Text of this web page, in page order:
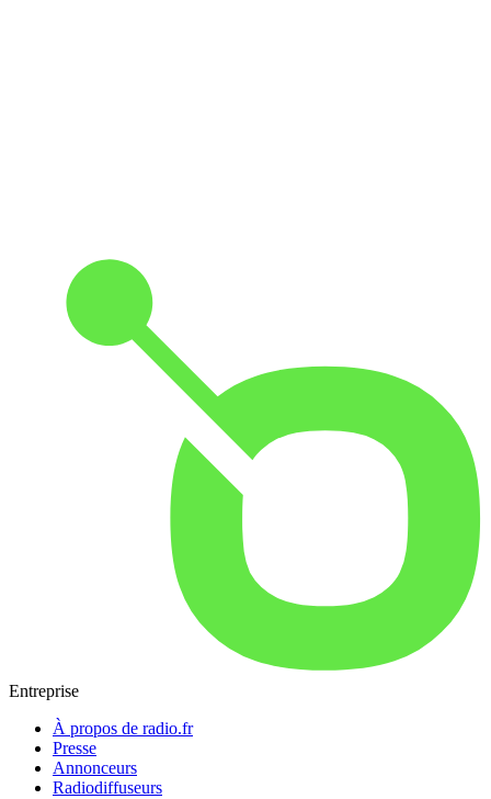
Entreprise
À propos de radio.fr
Presse
Annonceurs
Radiodiffuseurs